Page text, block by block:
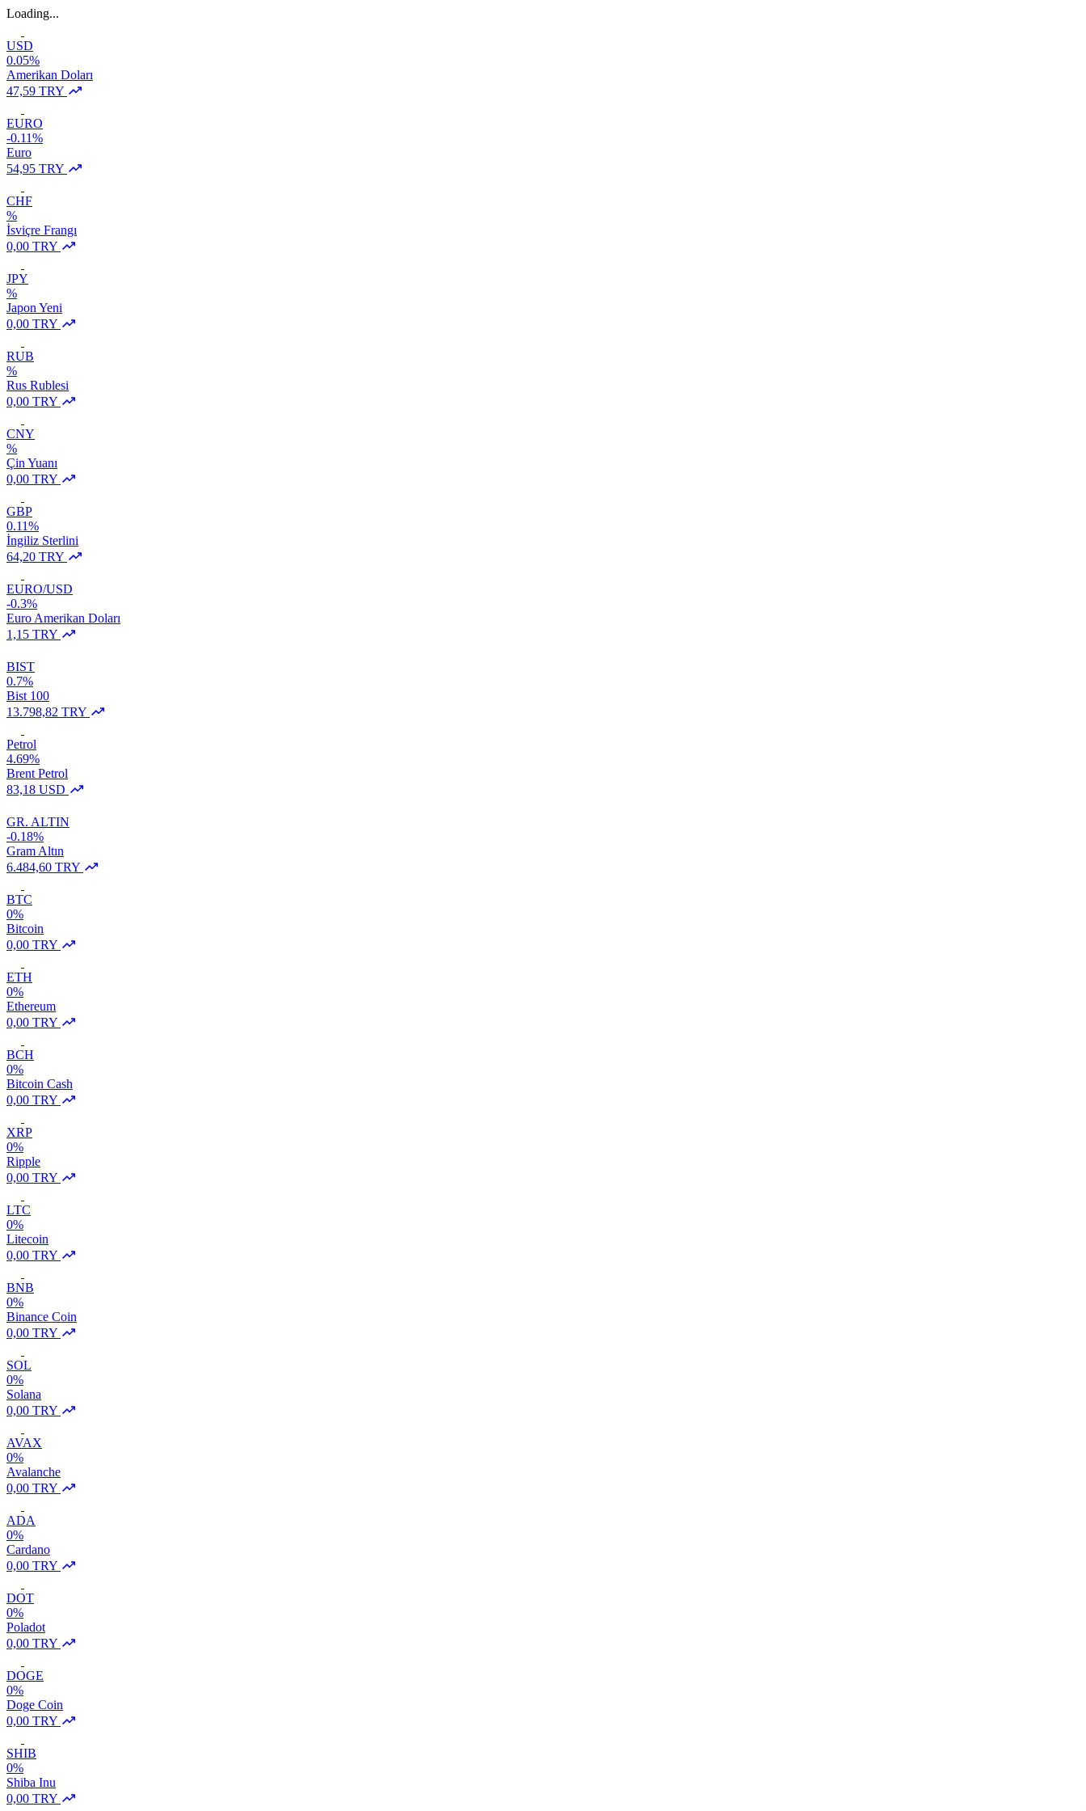
Loading...
USD
0.05%
Amerikan Doları
47,59 TRY
EURO
-0.11%
Euro
54,95 TRY
CHF
%
İsviçre Frangı
0,00 TRY
JPY
%
Japon Yeni
0,00 TRY
RUB
%
Rus Rublesi
0,00 TRY
CNY
%
Çin Yuanı
0,00 TRY
GBP
0.11%
İngiliz Sterlini
64,20 TRY
EURO/USD
-0.3%
Euro Amerikan Doları
1,15 TRY
BIST
0.7%
Bist 100
13.798,82 TRY
Petrol
4.69%
Brent Petrol
83,18 USD
GR. ALTIN
-0.18%
Gram Altın
6.484,60 TRY
BTC
0%
Bitcoin
0,00 TRY
ETH
0%
Ethereum
0,00 TRY
BCH
0%
Bitcoin Cash
0,00 TRY
XRP
0%
Ripple
0,00 TRY
LTC
0%
Litecoin
0,00 TRY
BNB
0%
Binance Coin
0,00 TRY
SOL
0%
Solana
0,00 TRY
AVAX
0%
Avalanche
0,00 TRY
ADA
0%
Cardano
0,00 TRY
DOT
0%
Poladot
0,00 TRY
DOGE
0%
Doge Coin
0,00 TRY
SHIB
0%
Shiba Inu
0,00 TRY